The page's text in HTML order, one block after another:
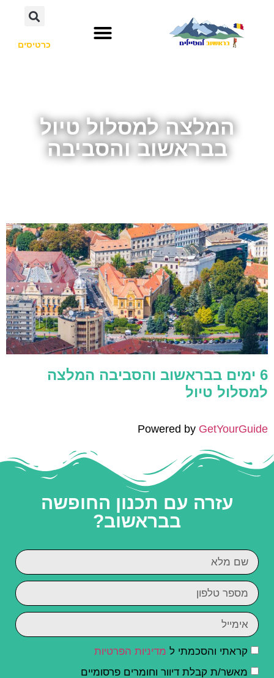
כרטיסים
המלצה למסלול טיול
בבראשוב והסביבה
6 ימים בבראשוב והסביבה המלצה
למסלול טיול
Powered by GetYourGuide
עזרה עם תכנון החופשה
בבראשוב?
קראתי והסכמתי ל מדיניות הפרטיות
מאשר/ת קבלת דיוור וחומרים פרסומיים